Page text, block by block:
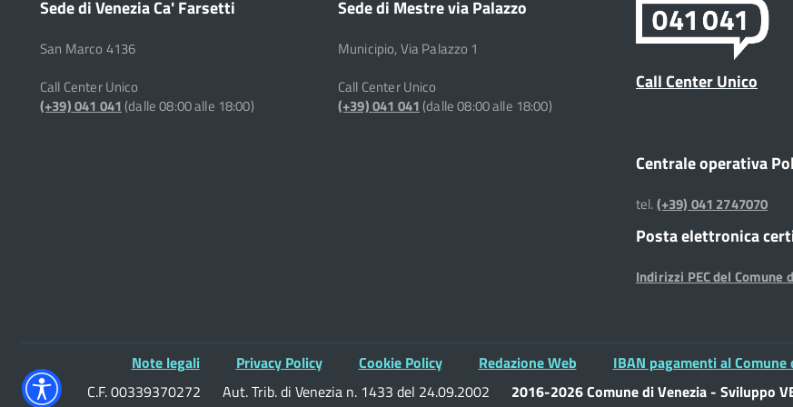
Sede di Venezia Ca' Farsetti
San Marco 4136
Call Center Unico
(+39) 041 041(dalle 08:00 alle 18:00)
Sede di Mestre via Palazzo
Municipio, Via Palazzo 1
Call Center Unico
(+39) 041 041(dalle 08:00 alle 18:00)
Call Center Unico
Centrale operativa
tel.(+39) 041 2747070
Posta elettronica
Indirizzi PEC del Comune
Note legali Privacy Policy Cookie Policy Redazione Web IBAN pagamenti al Comune
C.F. 00339370272
Aut. Trib. di Venezia n. 1433 del 24.09.2002 2016-2026 Comune di Venezia - Sviluppo